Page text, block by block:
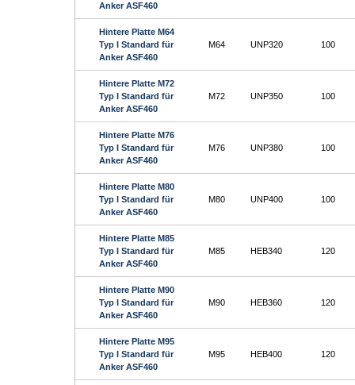
Anker ASF460
Hintere Platte M64
Typ I Standard für
Anker ASF460
M64 UNP320 100
Hintere Platte M72
Typ I Standard für
Anker ASF460
M72 UNP350 100
Hintere Platte M76
Typ I Standard für
Anker ASF460
M76 UNP380 100
Hintere Platte M80
Typ I Standard für
Anker ASF460
M80 UNP400 100
Hintere Platte M85
Typ I Standard für
Anker ASF460
M85 HEB340 120
Hintere Platte M90
Typ I Standard für
Anker ASF460
M90 HEB360 120
Hintere Platte M95
Typ I Standard für
Anker ASF460
M95 HEB400 120